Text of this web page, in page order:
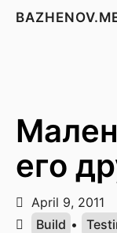
его
April 9, 2011
Build •